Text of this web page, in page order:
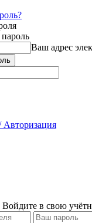
Ваш адрес
Авторизация
в свою